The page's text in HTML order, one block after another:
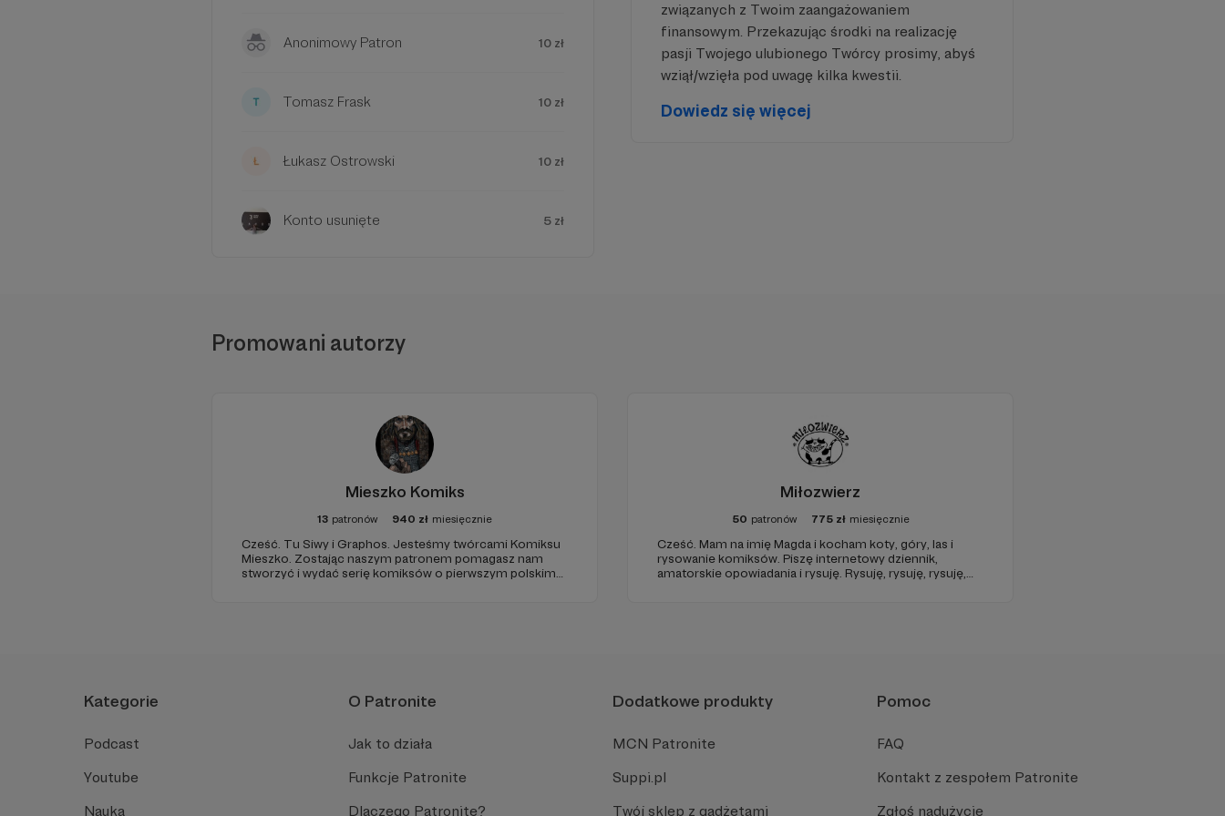
W tym miejscu powinna być zewnętrzna treść
polityki prywatności
Anonimowy Patron 10 zł
Tomasz Frask 10 zł
Łukasz Ostrowski 10 zł
Konto usunięte 5 zł
związanych z Twoim zaangażowaniem
finansowym. Przekazując środki na realizację
pasji Twojego ulubionego Twórcy prosimy, abyś
wziął/wzięła pod uwagę kilka kwestii.
Dowiedz się więcej
Promowani autorzy
Mieszko Komiks
13 patronów 940 zł miesięcznie
Cześć. Tu Siwy i Graphos. Jesteśmy twórcami Komiksu
Mieszko. Zostając naszym patronem pomagasz nam
stworzyć i wydać serię komiksów o pierwszym polskim
Miłozwierz
50 patronów 775 zł miesięcznie
Cześć. Mam na imię Magda i kocham koty, góry, las i
rysowanie komiksów. Piszę internetowy dziennik,
amatorskie opowiadania i rysuję. Rysuję, rysuję, rysuję,
Kategorie
Podcast
Youtube
Nauka
O Patronite
Jak to działa
Funkcje Patronite
Dlaczego Patronite?
Dodatkowe produkty
MCN Patronite
Suppi.pl
Twój sklep z gadżetami
Pomoc
FAQ
Kontakt z zespołem Patronite
Zgłoś nadużycie